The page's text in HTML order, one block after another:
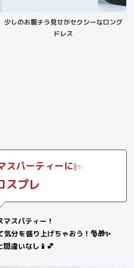
少しのお腹チラ見せがセクシーなロング
ドレス
スパーティーに🍾✨
スプレ
スパティー！
分を盛り上げちゃおう！🎅🎁✨
間違いなし📱💕